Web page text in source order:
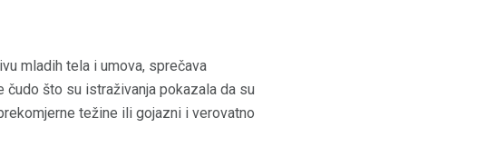
mladih tela i umova, sprečava
čudo što su istraživanja pokazala da su
težine ili gojazni i verovatno